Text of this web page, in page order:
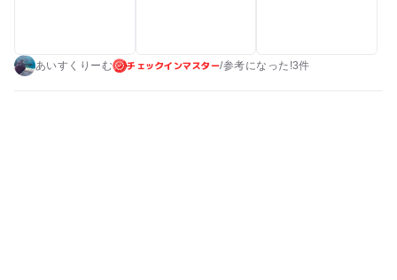
ぶことはできませんでした。 娘は、1歳４ヶ月なのでボールプ
あいすくりーむ チェックインマスター/参考になった!3件